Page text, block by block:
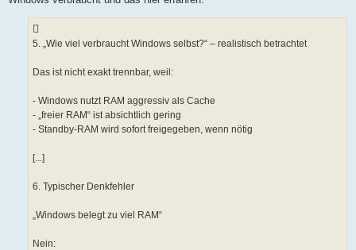
5. „Wie viel verbraucht Windows selbst?“ – realistisch betrachtet
Das ist nicht exakt trennbar, weil:
- Windows nutzt RAM aggressiv als Cache
- „freier RAM“ ist absichtlich gering
- Standby-RAM wird sofort freigegeben, wenn nötig
[...]
6. Typischer Denkfehler
„Windows belegt zu viel RAM“
Nein: